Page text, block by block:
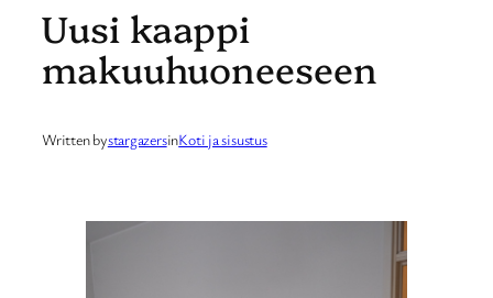
Uusi kaappi
makuuhuoneeseen
Written bystargazersinKoti ja sisustus